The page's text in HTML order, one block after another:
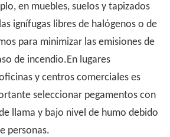
en muebles, suelos y tapizados
ignífugas libres de halógenos o de
para minimizar las emisiones de
de incendio.En lugares
y centros comerciales es
seleccionar pegamentos con
llama y bajo nivel de humo debido
personas.